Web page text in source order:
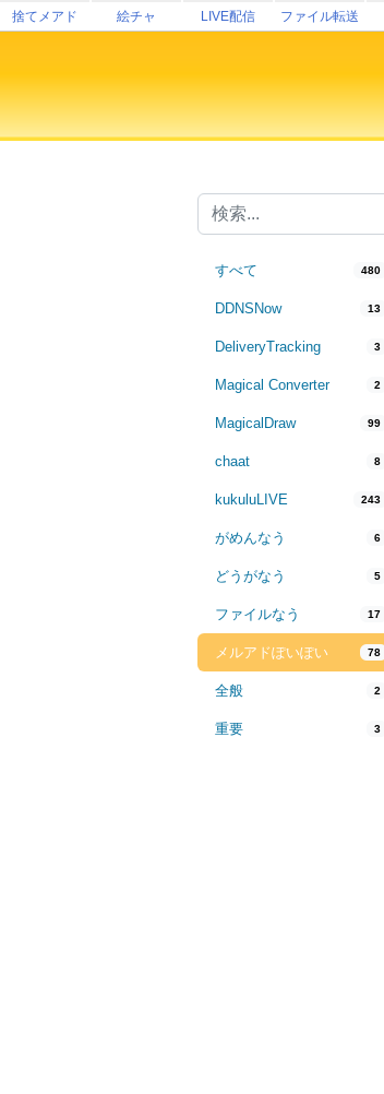
捨てメアド 絵チャ LIVE配信 ファイル転送
すべて 480
DDNSNow 13
DeliveryTracking 3
Magical Converter 2
MagicalDraw 99
chaat 8
kukuluLIVE 243
がめんなう 6
どうがなう 5
ファイルなう 17
メルアドぽいぽい 78
全般 2
重要 3